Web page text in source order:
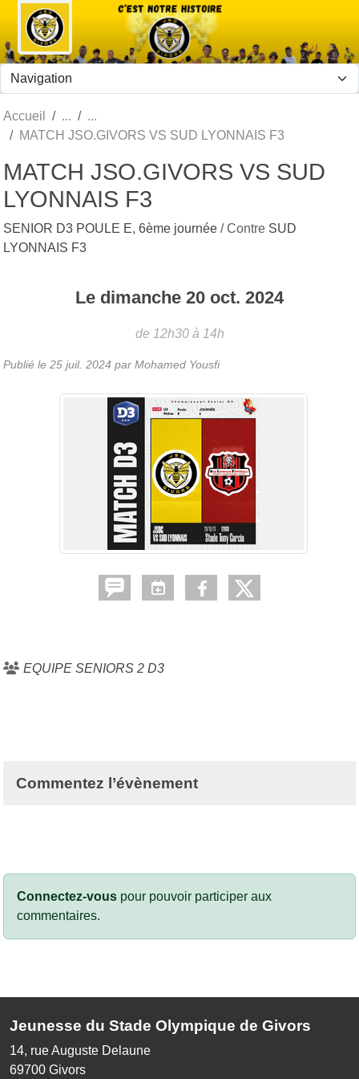
Accueil
MATCH JSO.GIVORS VS SUD LYONNAIS F3
MATCH JSO.GIVORS VS SUD
LYONNAIS F3
SENIOR D3 POULE E, 6ème journée / Contre SUD
LYONNAIS F3
Le dimanche 20 oct. 2024
de 12h30 à 14h
Publié le 25 juil. 2024 par Mohamed Yousfi
EQUIPE SENIORS 2 D3
Commentez l’évènement
Connectez-vous pour pouvoir participer aux
commentaires.
Jeunesse du Stade Olympique de Givors
14, rue Auguste Delaune
69700 Givors
Panneau de gestion des cookies